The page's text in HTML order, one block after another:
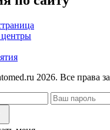
2026. Все права